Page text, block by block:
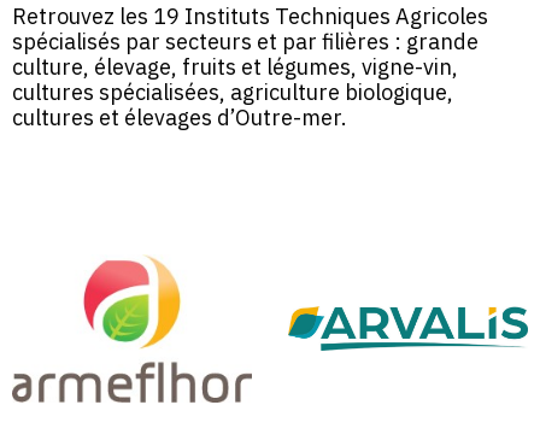
Retrouvez les 19 Instituts Techniques Agricoles
spécialisés par secteurs et par filières : grande
culture, élevage, fruits et légumes, vigne-vin,
cultures spécialisées, agriculture biologique,
cultures et élevages d’Outre-mer.